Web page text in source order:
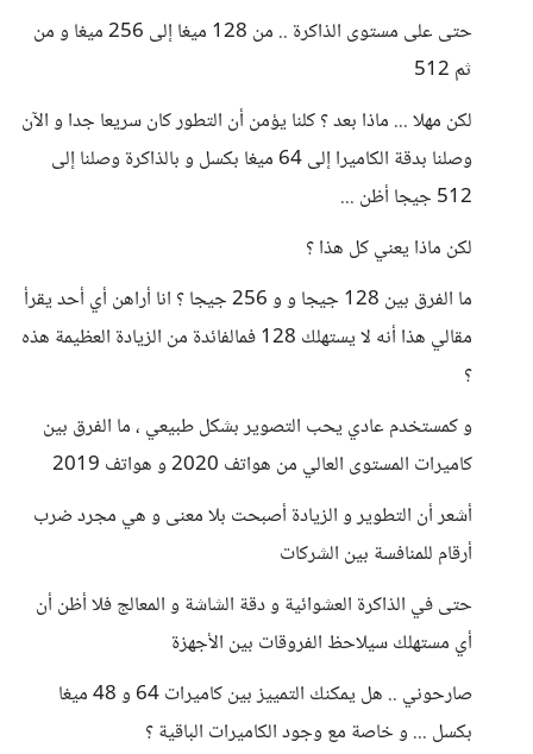
حتى على مستوى الذاكرة .. من 128 ميغا إلى 256 ميغا و من
ثم 512
لكن مهلا ... ماذا بعد ؟ كلنا يؤمن أن التطور كان سريعا جدا و الآن
وصلنا بدقة الكاميرا إلى 64 ميغا بكسل و بالذاكرة وصلنا إلى
512 جيجا أظن ...
لكن ماذا يعني كل هذا ؟
ما الفرق بين 128 جيجا و و 256 جيجا ؟ انا أراهن أي أحد يقرأ
مقالي هذا أنه لا يستهلك 128 فمالفائدة من الزيادة العظيمة هذه
؟
و كمستخدم عادي يحب التصوير بشكل طبيعي ، ما الفرق بين
كاميرات المستوى العالي من هواتف 2020 و هواتف 2019
أشعر أن التطوير و الزيادة أصبحت بلا معنى و هي مجرد ضرب
أرقام للمنافسة بين الشركات
حتى في الذاكرة العشوائية و دقة الشاشة و المعالج فلا أظن أن
أي مستهلك سيلاحظ الفروقات بين الأجهزة
صارحوني .. هل يمكنك التمييز بين كاميرات 64 و 48 ميغا
بكسل ... و خاصة مع وجود الكاميرات الباقية ؟